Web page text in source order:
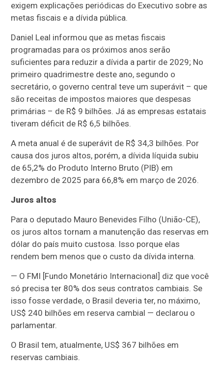
exigem explicações periódicas do Executivo sobre as
metas fiscais e a dívida pública.
Daniel Leal informou que as metas fiscais
programadas para os próximos anos serão
suficientes para reduzir a dívida a partir de 2029; No
primeiro quadrimestre deste ano, segundo o
secretário, o governo central teve um superávit – que
são receitas de impostos maiores que despesas
primárias – de R$ 9 bilhões. Já as empresas estatais
tiveram déficit de R$ 6,5 bilhões.
A meta anual é de superávit de R$ 34,3 bilhões. Por
causa dos juros altos, porém, a dívida líquida subiu
de 65,2% do Produto Interno Bruto (PIB) em
dezembro de 2025 para 66,8% em março de 2026.
Juros altos
Para o deputado Mauro Benevides Filho (União-CE),
os juros altos tornam a manutenção das reservas em
dólar do país muito custosa. Isso porque elas
rendem bem menos que o custo da dívida interna.
— O FMI [Fundo Monetário Internacional] diz que você
só precisa ter 80% dos seus contratos cambiais. Se
isso fosse verdade, o Brasil deveria ter, no máximo,
US$ 240 bilhões em reserva cambial — declarou o
parlamentar.
O Brasil tem, atualmente, US$ 367 bilhões em
reservas cambiais.